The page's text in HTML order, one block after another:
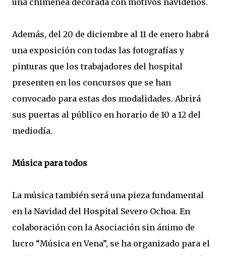
una chimenea decorada con motivos navideños.
Además, del 20 de diciembre al 11 de enero habrá
una exposición con todas las fotografías y
pinturas que los trabajadores del hospital
presenten en los concursos que se han
convocado para estas dos modalidades. Abrirá
sus puertas al público en horario de 10 a 12 del
mediodía.
Música para todos
La música también será una pieza fundamental
en la Navidad del Hospital Severo Ochoa. En
colaboración con la Asociación sin ánimo de
lucro “Música en Vena”, se ha organizado para el